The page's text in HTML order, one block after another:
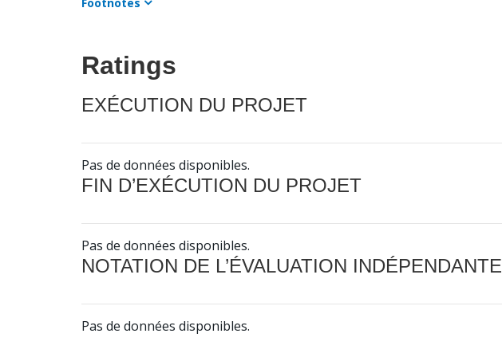
Ratings
EXÉCUTION DU PROJET
Pas de données disponibles.
FIN D’EXÉCUTION DU PROJET
Pas de données disponibles.
NOTATION DE L’ÉVALUATION INDÉPENDANTE
Pas de données disponibles.